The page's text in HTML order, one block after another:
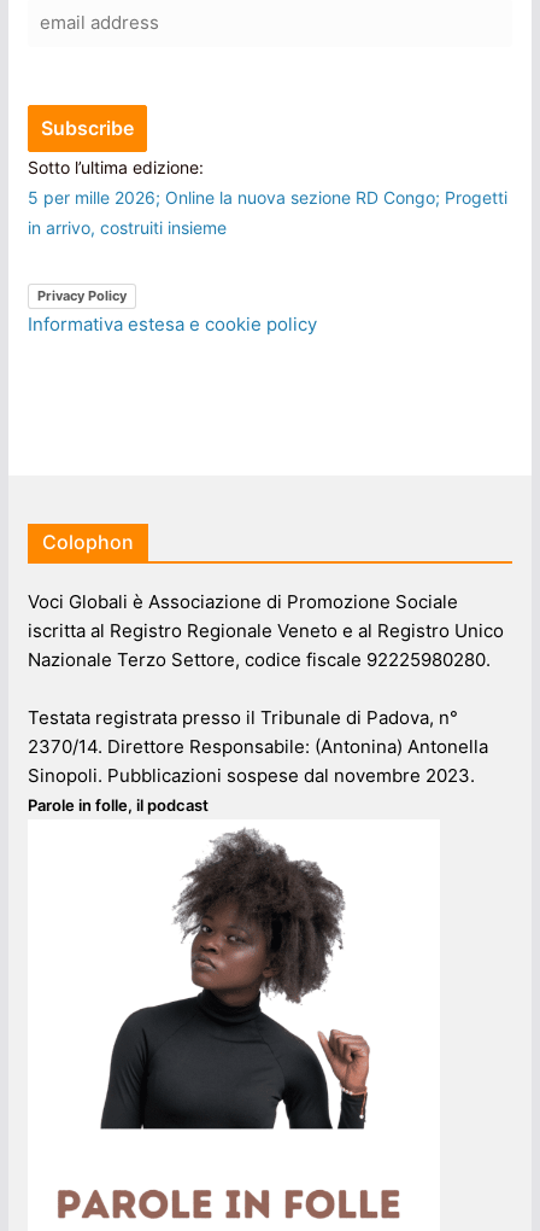
Sotto l’ultima edizione:
5 per mille 2026; Online la nuova sezione RD Congo; Progetti
in arrivo, costruiti insieme
Privacy Policy
Informativa estesa e cookie policy
Colophon
Voci Globali è Associazione di Promozione Sociale
iscritta al Registro Regionale Veneto e al Registro Unico
Nazionale Terzo Settore, codice fiscale 92225980280.
Testata registrata presso il Tribunale di Padova, n°
2370/14. Direttore Responsabile: (Antonina) Antonella
Sinopoli. Pubblicazioni sospese dal novembre 2023.
Parole in folle, il podcast